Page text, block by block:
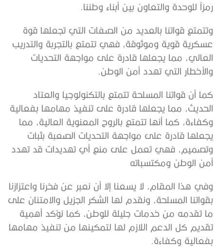
رمزاً للوحدة والتعاون بين أبناء وطننا.
وتتمتع قواتنا بالعديد من الصفات التي تجعلها قوة
عسكرية قوية وموثوقة، فهي تتمتع بالتجربة والتدريب
العالي، مما يجعلها قادرة على مواجهة التحديات
والأخطار التي تهدد أمن الوطن.
كما أن قواتنا المسلحة تتمتع بالتكنولوجيا والعتاد
الحديث، مما يجعلها قادرة على تنفيذ مهامها بفعالية
وكفاءة، كما أنها تتمتع بالروح المعنوية العالية، مما
يجعلها قادرة على مواجهة التحديات الصعبة بثبات
وتصميم، فهي تعمل على منع أي تهديدات قد تهدد
أمن الوطن ومكتسباته
وفي هذا المقام، لا يسعنا إلا أن نعبر عن فخرنا واعتزازنا
بقواتنا المسلحة، ونقدم لها الشكر الجزيل والامتنان على
ما تقدمه من خدمات جليلة للوطن، كما نؤكد أهمية
تقديم كل الدعم اللازم لها لتمكينها من تنفيذ مهامها
بفعالية وكفاءة.